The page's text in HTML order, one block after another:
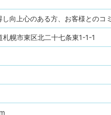
向上心のある方、お客様との
幌市東区北二十七条東1-1-1